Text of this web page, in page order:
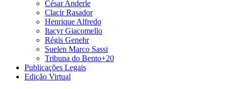
César Anderle
Clacir Rasador
Henrique Alfredo
Itacyr Giacomello
Régis Genehr
Suelen Marco Sassi
Tribuna do Bento+20
Publicações Legais
Edição Virtual